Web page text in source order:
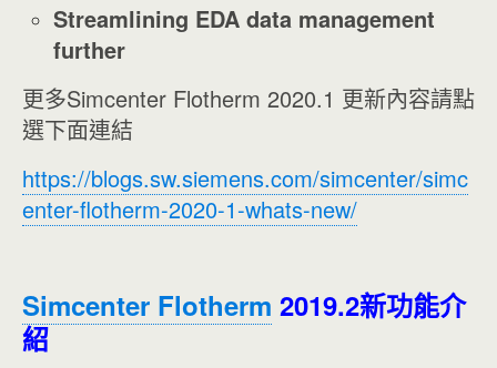
Streamlining EDA data management
further
更多Simcenter Flotherm 2020.1 更新內容請點
選下面連結
https://blogs.sw.siemens.com/simcenter/simc
enter-flotherm-2020-1-whats-new/
Simcenter Flotherm 2019.2新功能介
紹